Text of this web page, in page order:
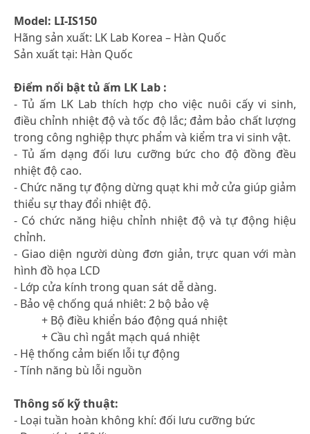
Model: LI-IS150
Hãng sản xuất: LK Lab Korea – Hàn Quốc
Sản xuất tại: Hàn Quốc
Điểm nổi bật tủ ấm LK Lab :
- Tủ ấm LK Lab thích hợp cho việc nuôi cấy vi sinh,
điều chỉnh nhiệt độ và tốc độ lắc; đảm bảo chất lượng
trong công nghiệp thực phẩm và kiểm tra vi sinh vật.
- Tủ ấm dạng đối lưu cưỡng bức cho độ đồng đều
nhiệt độ cao.
- Chức năng tự động dừng quạt khi mở cửa giúp giảm
thiểu sự thay đổi nhiệt độ.
- Có chức năng hiệu chỉnh nhiệt độ và tự động hiệu
chỉnh.
- Giao diện người dùng đơn giản, trực quan với màn
hình đồ họa LCD
- Lớp cửa kính trong quan sát dễ dàng.
- Bảo vệ chống quá nhiêt: 2 bộ bảo vệ
+ Bộ điều khiển báo động quá nhiệt
+ Cầu chì ngắt mạch quá nhiệt
- Hệ thống cảm biến lỗi tự động
- Tính năng bù lỗi nguồn
Thông số kỹ thuật:
- Loại tuần hoàn không khí: đối lưu cưỡng bức